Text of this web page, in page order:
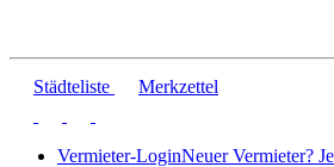
Städteliste Merkzettel
Vermieter-LoginNeuer Vermieter?